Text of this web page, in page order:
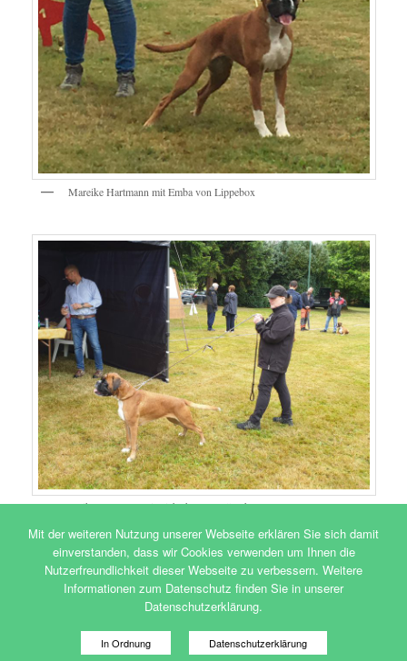
Mareike Hartmann mit Emba von Lippebox
Maike Vollmann mit Lisbeth vom Brömchen
Veröffentlicht unter Uncategorized
Mit der weiteren Nutzung unserer Webseite erklären Sie sich damit
einverstanden, dass wir Cookies verwenden um Ihnen die
Nutzerfreundlichkeit dieser Webseite zu verbessern. Weitere
Informationen zum Datenschutz finden Sie in unserer
Datenschutzerklärung.
In Ordnung Datenschutzerklärung
Mehr über Cookies erfahren